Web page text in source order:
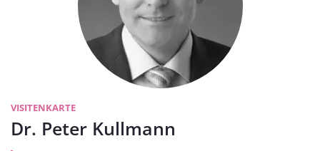
VISITENKARTE
Dr. Peter Kullmann